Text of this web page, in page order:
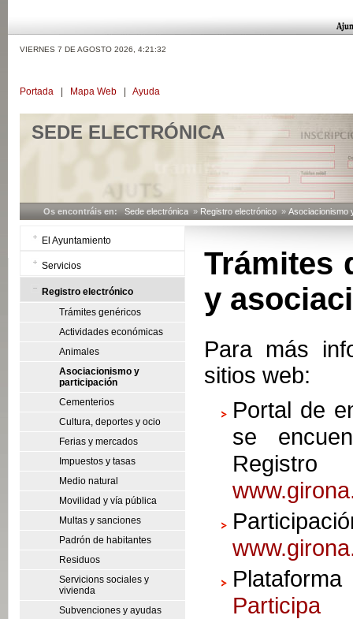
VIERNES 7 DE AGOSTO 2026, 4:21:32
Portada Mapa Web Ayuda
SEDE ELECTRÓNICA
Os encontráis en: Sede electrónica » Registro electrónico » Asociacionismo
El Ayuntamiento
Servicios
Registro electrónico
Trámites genéricos
Actividades económicas
Animales
Asociacionismo y
participación
Cementerios
Cultura, deportes y ocio
Ferias y mercados
Impuestos y tasas
Medio natural
Movilidad y vía pública
Multas y sanciones
Padrón de habitantes
Residuos
Servicions sociales y
vivienda
Subvenciones y ayudas
Trámites
y
Para más
sitios web:
Portal de
se
Participa